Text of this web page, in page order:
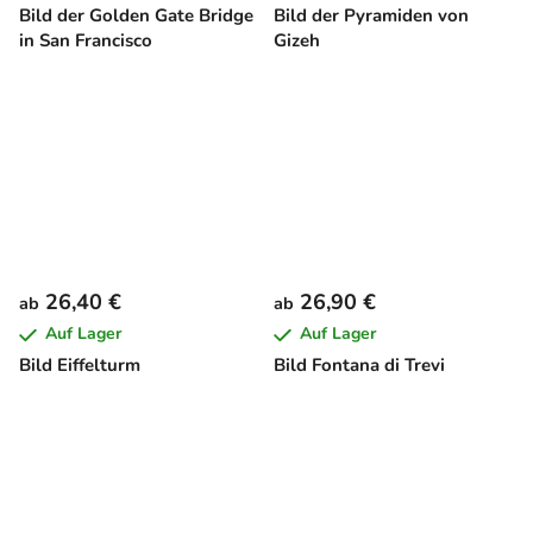
Bild der Golden Gate Bridge
in San Francisco
Bild der Pyramiden von
Gizeh
Bild Eiffelturm
ab 26,40 €
Auf Lager
Bild Fontana di Trevi
ab 26,90 €
Auf Lager